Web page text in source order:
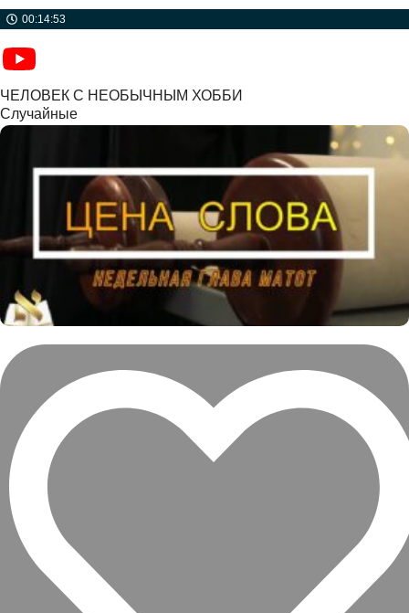
00:14:53
ЧЕЛОВЕК С НЕОБЫЧНЫМ ХОББИ
Случайные